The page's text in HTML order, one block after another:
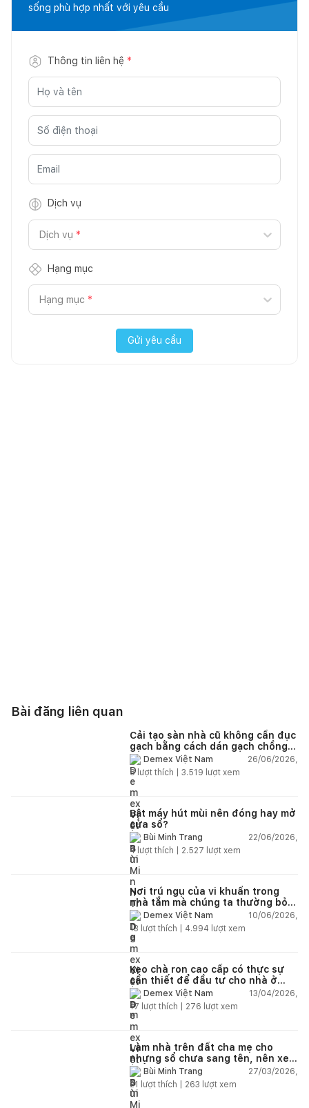
sống phù hợp nhất với yêu cầu
Thông tin liên hệ *
Dịch vụ
Dịch vụ *
Hạng mục
Hạng mục *
Gửi yêu cầu
Bài đăng liên quan
Cải tạo sàn nhà cũ không cần đục
gạch bằng cách dán gạch chồng
gạch có được không?
Demex Việt Nam
26/06/2026,
8lượt thích | 3.519 lượt xem
Bật máy hút mùi nên đóng hay mở
cửa sổ?
Bùi Minh Trang
22/06/2026,
4lượt thích | 2.527 lượt xem
Nơi trú ngụ của vi khuẩn trong
nhà tắm mà chúng ta thường bỏ
quaDemex Việt Nam
10/06/2026,
13 lượt thích | 4.994 lượt xem
Keo chà ron cao cấp có thực sự
cần thiết để đầu tư cho nhà ở
dân dụng?
Demex Việt Nam
13/04/2026,
17 lượt thích | 276 lượt xem
Làm nhà trên đất cha mẹ cho
nhưng sổ chưa sang tên, nên xem
tuổi ai?
Bùi Minh Trang
27/03/2026,
21
lượt thích | 263 lượt xem